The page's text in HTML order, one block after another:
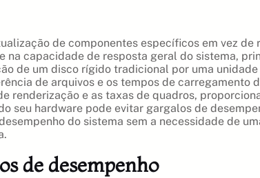
de componentes específicos em vez
capacidade de resposta geral do sistema,
de um disco rígido tradicional por uma
de arquivos e os tempos de carregamento
e as taxas de quadros,
seu hardware pode evitar gargalos de
do sistema sem a necessidade de
de desempenho